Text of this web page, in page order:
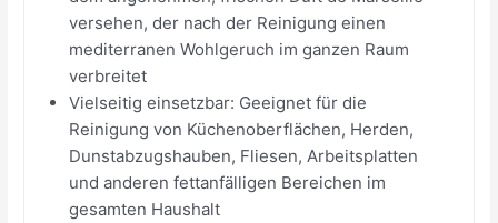
versehen, der nach der Reinigung einen
mediterranen Wohlgeruch im ganzen Raum
verbreitet
Vielseitig einsetzbar: Geeignet für die
Reinigung von Küchenoberflächen, Herden,
Dunstabzugshauben, Fliesen, Arbeitsplatten
und anderen fettanfälligen Bereichen im
gesamten Haushalt